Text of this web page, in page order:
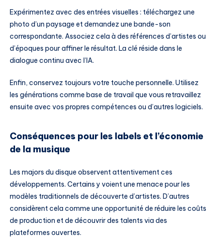
Expérimentez avec des entrées visuelles : téléchargez une
photo d’un paysage et demandez une bande-son
correspondante. Associez cela à des références d’artistes ou
d’époques pour affiner le résultat. La clé réside dans le
dialogue continu avec l’IA.
Enfin, conservez toujours votre touche personnelle. Utilisez
les générations comme base de travail que vous retravaillez
ensuite avec vos propres compétences ou d’autres logiciels.
Conséquences pour les labels et l’économie
de la musique
Les majors du disque observent attentivement ces
développements. Certains y voient une menace pour les
modèles traditionnels de découverte d’artistes. D’autres
considèrent cela comme une opportunité de réduire les coûts
de production et de découvrir des talents via des
plateformes ouvertes.